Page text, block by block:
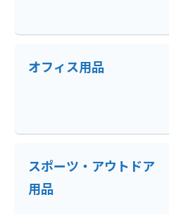
オフィス用品
スポーツ・アウトドア
用品